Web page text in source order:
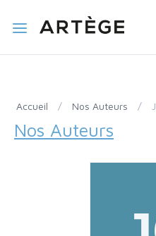
Accueil / Nos Auteurs /
Nos Auteurs